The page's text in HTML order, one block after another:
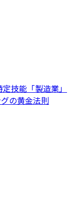
技能「製造業」
の黄金法則